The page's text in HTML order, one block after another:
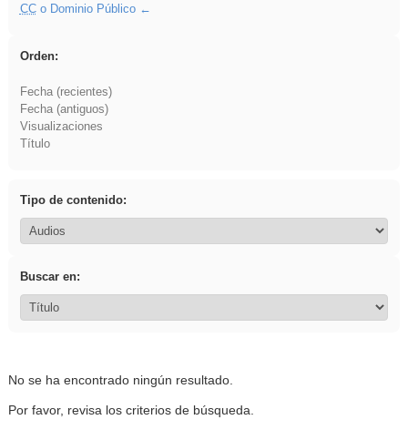
CCo Dominio Público
Orden:
Fecha (recientes)
Fecha (antiguos)
Visualizaciones
Título
Tipo de contenido:
Buscar en:
No se ha encontrado ningún resultado.
Por favor, revisa los criterios de búsqueda.